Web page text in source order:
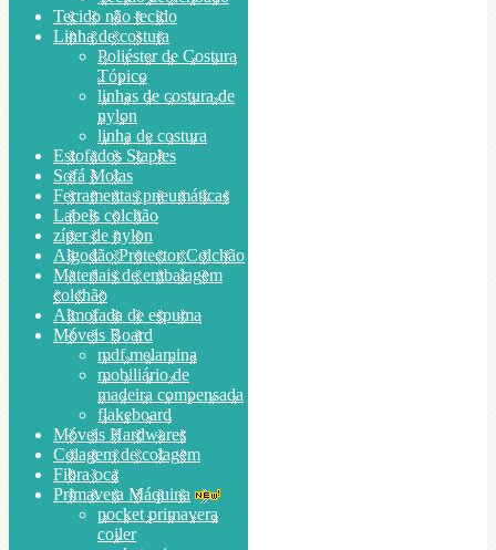
Tecido não tecido
Linha de costura
Poliéster de Costura
Tópico
linhas de costura de
nylon
linha de costura
Estofados Staples
Sofá Molas
Ferramentas pneumáticas
Labels colchão
zíper de nylon
Algodão Protector Colchão
Materiais de embalagem
colchão
Almofada de espuma
Móveis Board
mdf melamina
mobiliário de
madeira compensada
flakeboard
Móveis Hardwares
Colagem de colagem
Fibra oca
Primavera Máquina
pocket primavera
coiler